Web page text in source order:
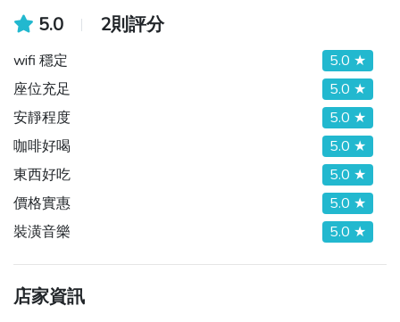
5.0 2則評分
wifi 穩定
5.0 ★
座位充足
5.0 ★
安靜程度
5.0 ★
咖啡好喝
5.0 ★
東西好吃
5.0 ★
價格實惠
5.0 ★
裝潢音樂
5.0 ★
店家資訊